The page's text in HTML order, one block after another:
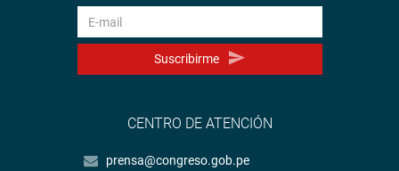
Suscribirme
CENTRO DE ATENCIÓN
prensa@congreso.gob.pe